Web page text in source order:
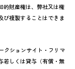
的財産権は、弊社又は権
び複製することはできま
クションサイト・フリマ
若しくは貸与（有償・無